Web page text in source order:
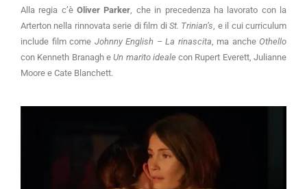
Alla regia c’èOliver Parker, che in precedenza ha lavorato con la
Arterton nella rinnovata serie di film di St. Trinian’s, e il cui curriculum
include film come Johnny English – La rinascita, ma anche Othello
con Kenneth Branagh eUn marito ideale con Rupert Everett, Julianne
Moore e Cate Blanchett.